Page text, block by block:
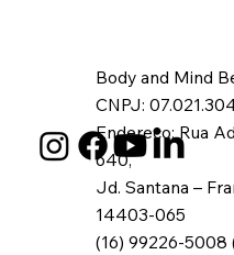
Body and Mind
CNPJ:
Endereço: Rua
640,
Jd. Santana –
14403-065
(16) 99226-5008